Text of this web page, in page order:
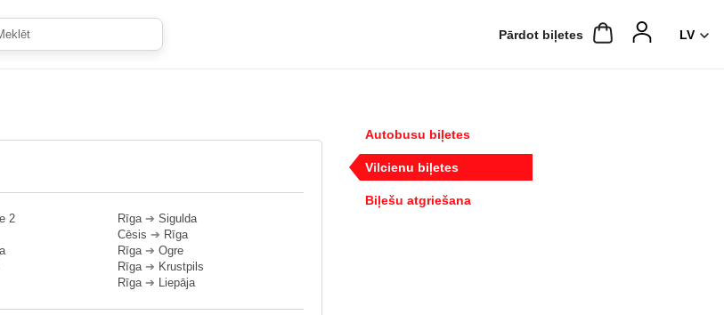
Pārdot biļetes
2
Rīga➔ Sigulda
Cēsis ➔ Rīga
Rīga➔ Ogre
Rīga➔ Krustpils
Rīga➔ Liepāja
Autobusu biļetes
Vilcienu biļetes
Biļešu atgriešana